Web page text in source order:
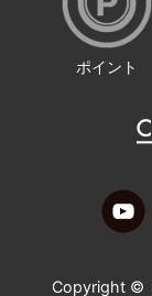
ポイント
Copyright ©